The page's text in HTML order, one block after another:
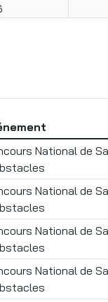
National de
National de
National de
National de